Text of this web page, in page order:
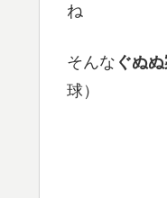
ね
そんな ぐぬ
球）